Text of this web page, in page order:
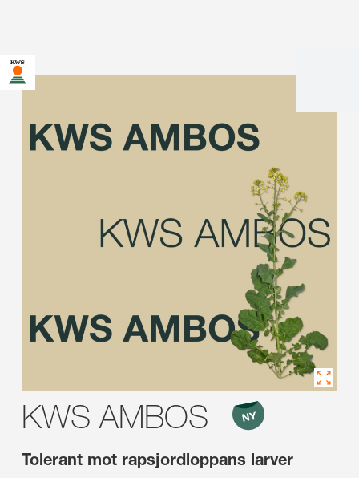
KWS AMBOS
Tolerant mot rapsjordloppans larver